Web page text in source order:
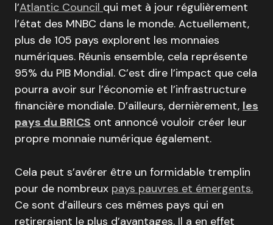
l’Atlantic Council qui met à jour régulièrement
l’état des MNBC dans le monde. Actuellement,
plus de 105 pays explorent les monnaies
numériques. Réunis ensemble, cela représente
95% du PIB Mondial. C’est dire l’impact que cela
pourra avoir sur l’économie et l’infrastructure
financière mondiale. D’ailleurs, dernièrement, les
pays du BRICS ont annoncé vouloir créer leur
propre monnaie numérique également.
Cela peut s’avérer être un formidable tremplin
pour de nombreux pays pauvres et émergents.
Ce sont d’ailleurs ces mêmes pays qui en
retireraient le plus d’avantages. Il a en effet